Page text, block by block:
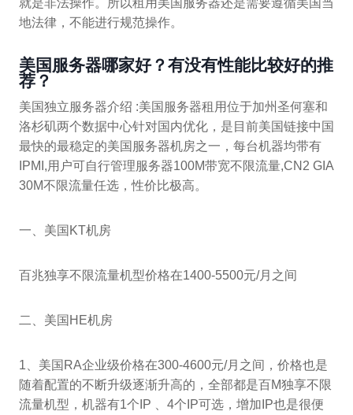
地法律，不能进行规范操作。
美国服务器哪家好？有没有性能比较好的推
荐？
美国独立服务器介绍 :美国服务器租用位于加州圣何塞和
洛杉矶两个数据中心针对国内优化，是目前美国链接中国
最快的最稳定的美国服务器机房之一，每台机器均带有
IPMI,用户可自行管理服务器100M带宽不限流量,CN2 GIA
30M不限流量任选，性价比极高。
一、美国KT机房
百兆独享不限流量机型价格在1400-5500元/月之间
二、美国HE机房
1、美国RA企业级价格在300-4600元/月之间，价格也是
随着配置的不断升级逐渐升高的，全部都是百M独享不限
流量机型，机器有1个IP 、4个IP可选，增加IP也是很便